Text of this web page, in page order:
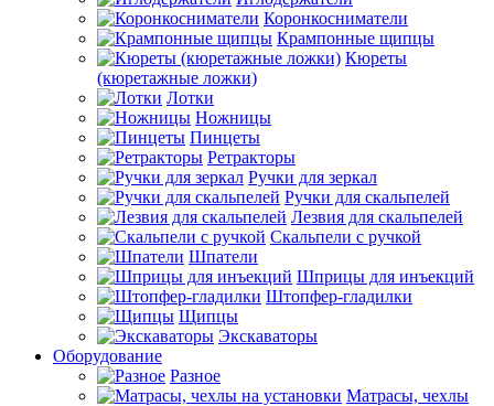
Коронкосниматели
Крампонные щипцы
Кюреты
(кюретажные ложки)
Лотки
Ножницы
Пинцеты
Ретракторы
Ручки для зеркал
Ручки для скальпелей
Лезвия для скальпелей
Скальпели с ручкой
Шпатели
Шприцы для инъекций
Штопфер-гладилки
Щипцы
Экскаваторы
Оборудование
Разное
Матрасы, чехлы